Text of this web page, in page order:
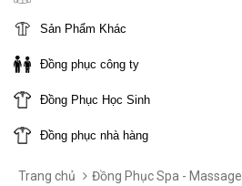
Sản Phẩm Khác
Đồng phục công ty
Đồng Phục Học Sinh
Đồng phục nhà hàng
Trang chủ
Đồng Phục Spa - Massage